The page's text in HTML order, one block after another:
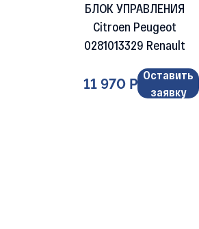
БЛОК УПРАВЛЕНИЯ
Citroen Peugeot
0281013329 Renault
11 970 Р
Оставить
заявку